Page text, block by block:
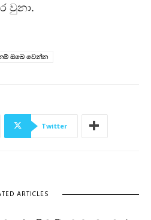
වුනා.
ඔබෙ වෙන්න
Twitter
ARTICLES